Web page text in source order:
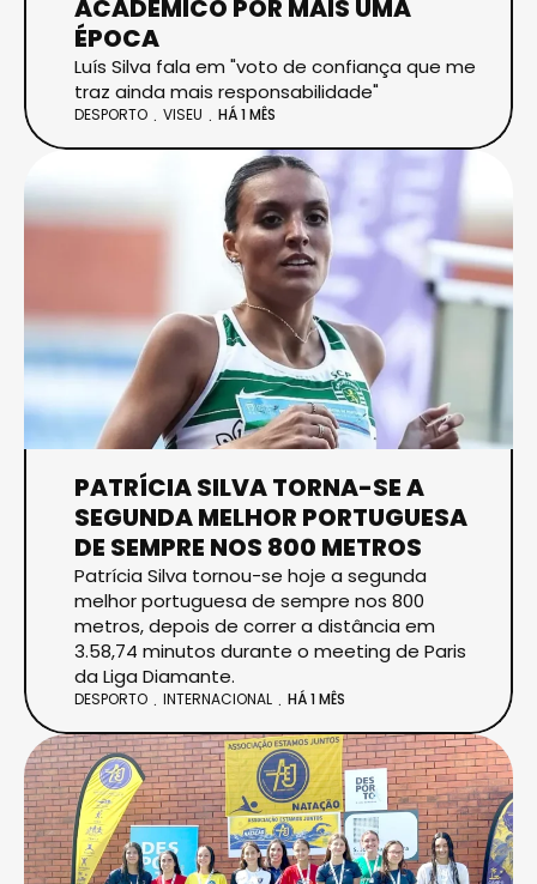
ACADÉMICO POR MAIS UMA
ÉPOCA
Luís Silva fala em "voto de confiança que me
traz ainda mais responsabilidade"
DESPORTO VISEU HÁ 1 MÊS
PATRÍCIA SILVA TORNA-SE A
SEGUNDA MELHOR PORTUGUESA
DE SEMPRE NOS 800 METROS
Patrícia Silva tornou-se hoje a segunda
melhor portuguesa de sempre nos 800
metros, depois de correr a distância em
3.58,74 minutos durante o meeting de Paris
da Liga Diamante.
DESPORTO INTERNACIONAL HÁ 1 MÊS